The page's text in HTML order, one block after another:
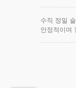
수직 정밀
안정적이며